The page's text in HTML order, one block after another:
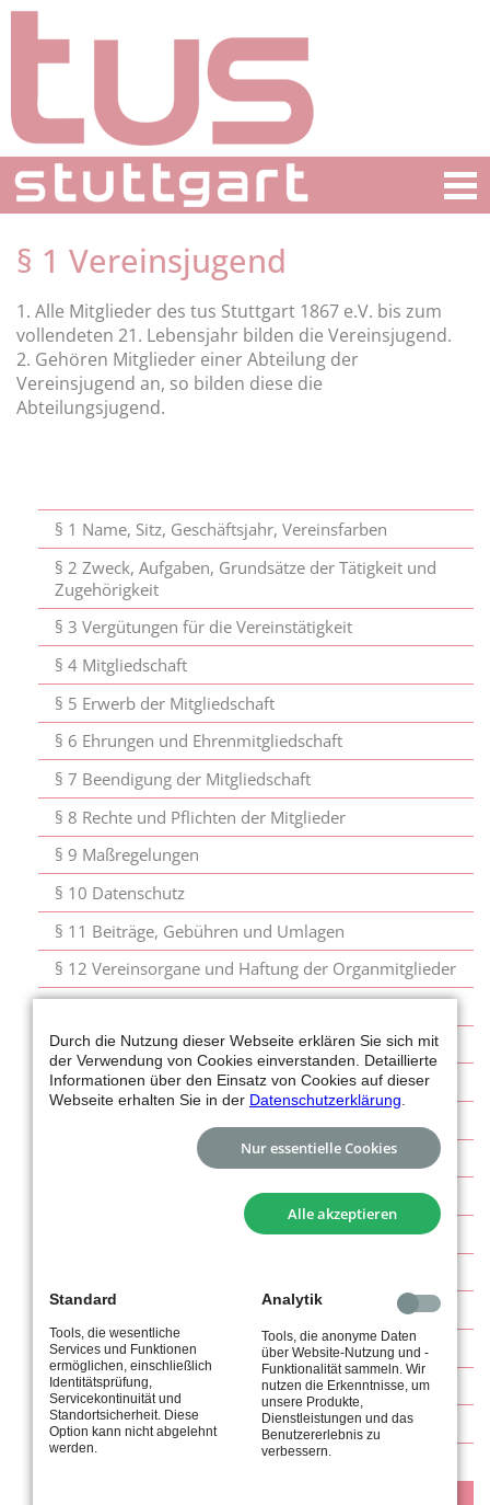
§ 1 Vereinsjugend
1. Alle Mitglieder des tus Stuttgart 1867 e.V. bis zum
vollendeten 21. Lebensjahr bilden die Vereinsjugend.
2. Gehören Mitglieder einer Abteilung der
Vereinsjugend an, so bilden diese die
Abteilungsjugend.
§ 1 Name, Sitz, Geschäftsjahr, Vereinsfarben
§ 2 Zweck, Aufgaben, Grundsätze der Tätigkeit und
Zugehörigkeit
§ 3 Vergütungen für die Vereinstätigkeit
§ 4 Mitgliedschaft
§ 5 Erwerb der Mitgliedschaft
§ 6 Ehrungen und Ehrenmitgliedschaft
§ 7 Beendigung der Mitgliedschaft
§ 8 Rechte und Pflichten der Mitglieder
§ 9 Maßregelungen
§ 10 Datenschutz
§ 11 Beiträge, Gebühren und Umlagen
§ 12 Vereinsorgane und Haftung der Organmitglieder
§ 14 Vorstand
§ 15 Hauptausschuss
§ 21 Textform, Protokolle, Bekanntmachungen
§ 22 Auflösung des Vereins
§ 23 Wirksamkeit und Gerichtsstand
§ 24 Inkrafttreten
Durch die Nutzung dieser Webseite erklären Sie sich mit
der Verwendung von Cookies einverstanden. Detaillierte
Informationen über den Einsatz von Cookies auf dieser
Webseite erhalten Sie in der Datenschutzerklärung
Nur essentielle Cookies
Alle akzeptieren
Standard
Tools, die wesentliche
Services und Funktionen
ermöglichen, einschließlich
Identitätsprüfung,
Servicekontinuität und
Standortsicherheit. Diese
Option kann nicht abgelehnt
werden.
Analytik
Tools, die anonyme Daten
über Website-Nutzung und -
Funktionalität sammeln. Wir
nutzen die Erkenntnisse, um
unsere Produkte,
Dienstleistungen und das
Benutzererlebnis zu
verbessern.